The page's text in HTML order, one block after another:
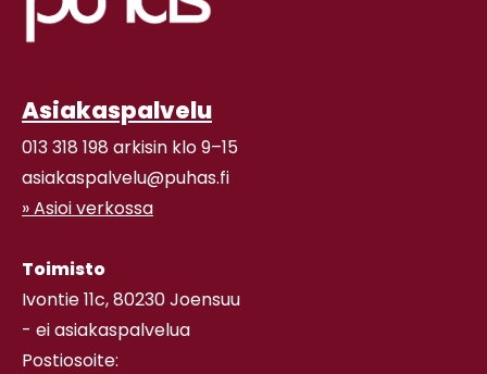
Asiakaspalvelu
013 318 198 arkisin klo 9–15
asiakaspalvelu@puhas.fi
» Asioi verkossa
Toimisto
Ivontie 11c, 80230 Joensuu
- ei asiakaspalvelua
Postiosoite: